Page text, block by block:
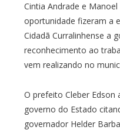
Cintia Andrade e
oportunidade fizeram a
Cidadã Curralinhense a
reconhecimento ao
vem realizando no
O prefeito Cleber Edson
governo do Estado
governador Helder